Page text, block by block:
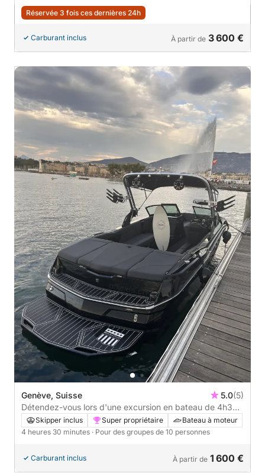
Réservée 3 fois ces dernières 24h
Carburant inclus À partir de 3 600 €
Genève, Suisse 5.0(5)
Détendez-vous lors d'une excursion en bateau de 4h30
à Genève
Skipper inclus Super propriétaire
Bateau à moteur
4 heures 30 minutes · Pour des groupes de 10 personnes
Carburant inclus À partir de 1 600 €